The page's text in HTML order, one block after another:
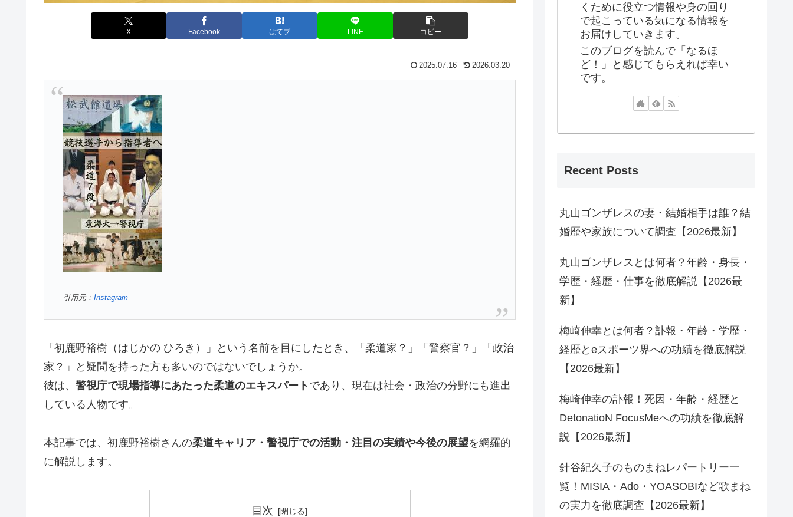
X Facebook はてブ LINE コピー
2025.07.16 2026.03.20
引用元：Instagram
「初鹿野裕樹（はじかの ひろき）」という名前を目にしたとき、「柔道家？」「警察官？」「政治
家？」と疑問を持った方も多いのではないでしょうか。
彼は、 警視庁で現場指導にあたった柔道のエキスパート であり、現在は社会・政治の分野にも進出
している人物です。
本記事では、初鹿野裕樹さんの柔道キャリア・警視庁での活動・注目の実績や今後の展望を網羅的
に解説します。
目次
くために役立つ情報や身の回り
で起こっている気になる情報を
お届けしていきます。
このブログを読んで「なるほ
ど！」と感じてもらえれば幸い
です。
Recent Posts
丸山ゴンザレスの妻・結婚相手は誰？結
婚歴や家族について調査【2026最新】
丸山ゴンザレスとは何者？年齢・身長・
学歴・経歴・仕事を徹底解説【2026最
新】
梅崎伸幸とは何者？訃報・年齢・学歴・
経歴とeスポーツ界への功績を徹底解説
【2026最新】
梅崎伸幸の訃報！死因・年齢・経歴と
DetonatioN FocusMeへの功績を徹底解
説【2026最新】
針谷紀久子のものまねレパートリー一
覧！MISIA・Ado・YOASOBIなど歌まね
の実力を徹底調査【2026最新】